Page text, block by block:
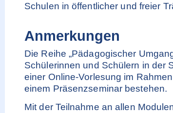
Schulen in öffentlicher und freier
Anmerkungen
Die Reihe „Pädagogischer
Schülerinnen und Schülern in der
einer Online-Vorlesung im
einem Präsenzseminar bestehen.
Mit der Teilnahme an allen